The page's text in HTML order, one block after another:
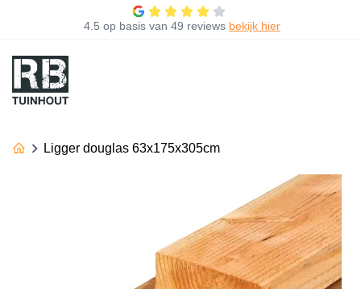
4.5 op basis van 49 reviews bekijk hier
Ligger douglas 63x175x305cm